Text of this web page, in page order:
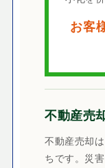
お客
不動産売
不動産売却
ちです。災